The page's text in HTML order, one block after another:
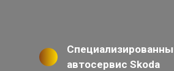
автосервис Skoda